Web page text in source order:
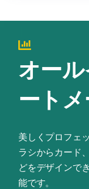
オー
ート
美しくプロフェ
ラシからカード
どをデザインで
能です。